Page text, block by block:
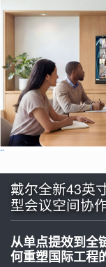
戴尔全新43英
型会议空间协
从单点提效到全
何重塑国际工程